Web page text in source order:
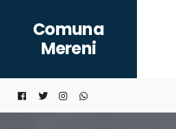
content
Comuna
Mereni
for: